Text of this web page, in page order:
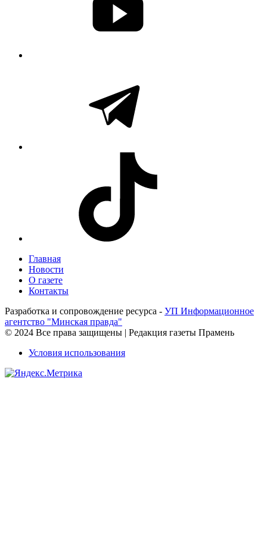
Главная
Новости
О газете
Контакты
Разработка и сопровождение ресурса - УП Информационное
агентство "Минская правда"
© 2024 Все права защищены | Редакция газеты Прамень
Условия использования